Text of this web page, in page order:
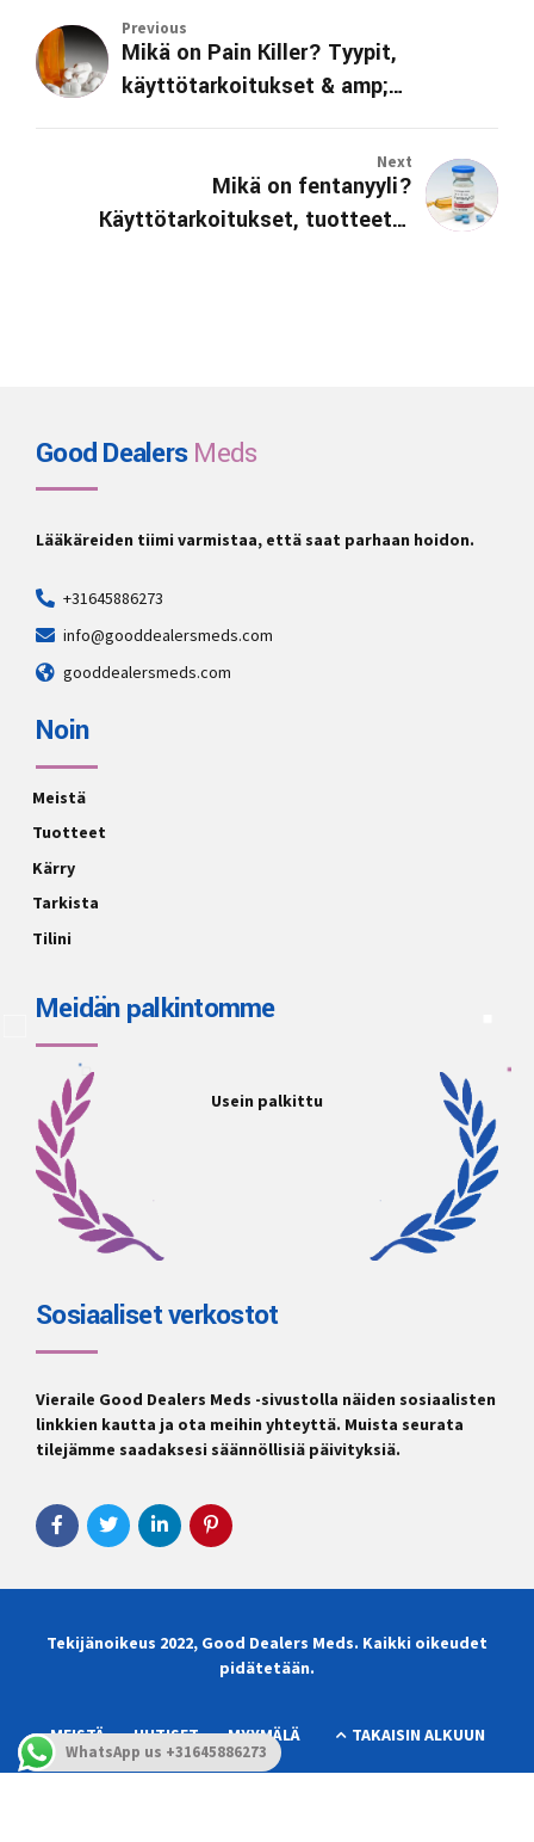
Previous
Mikä on Pain Killer? Tyypit,
käyttötarkoitukset & amp;
Next
Mikä on fentanyyli?
Käyttötarkoitukset, tuotteet &
Good DealersMeds
Lääkäreiden tiimi varmistaa, että saat parhaan hoidon.
+31645886273
info@gooddealersmeds.com
gooddealersmeds.com
Noin
Meistä
Tuotteet
Kärry
Tarkista
Tilini
Meidän palkintomme
Usein palkittu
Sosiaaliset verkostot
Vieraile Good Dealers Meds -sivustolla näiden sosiaalisten
linkkien kautta ja ota meihin yhteyttä. Muista seurata
tilejämme saadaksesi säännöllisiä päivityksiä.
Tekijänoikeus 2022, Good Dealers Meds. Kaikki oikeudet
pidätetään.
MEISTÄ UUTISET MYYMÄLÄ TAKAISIN ALKUUN
WhatsApp us +31645886273